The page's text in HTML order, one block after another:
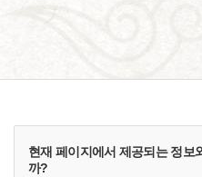
현재 페이지에서 제공되는 정보
까?